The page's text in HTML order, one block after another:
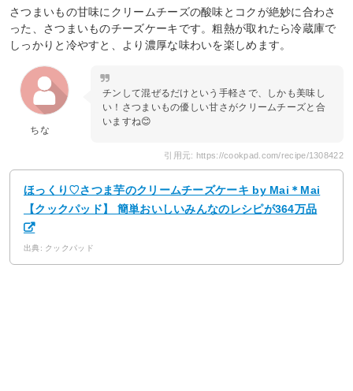
さつまいもの甘味にクリームチーズの酸味とコクが絶妙に合わさ
った、さつまいものチーズケーキです。粗熱が取れたら冷蔵庫で
しっかりと冷やすと、より濃厚な味わいを楽しめます。
ちな
チンして混ぜるだけという手軽さで、しかも美味し
い！さつまいもの優しい甘さがクリームチーズと合
いますね😊
引用元: https://cookpad.com/recipe/1308422
ほっくり♡さつま芋のクリームチーズケーキ by Mai＊Mai
【クックパッド】 簡単おいしいみんなのレシピが364万品
出典: クックパッド